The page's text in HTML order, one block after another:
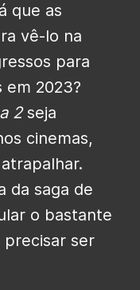
que as
vê-lo na
para
2023?
2seja
cinemas,
da saga de
o bastante
precisar ser